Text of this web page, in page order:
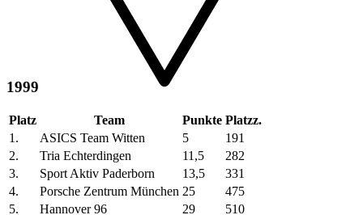
1999
Platz Team Punkte Platzz.
1.
ASICS Team Witten 5
191
2.
Tria Echterdingen 11,5
282
3.
Sport Aktiv Paderborn 13,5
331
4.
Porsche Zentrum München 25
475
5.
Hannover 96 29
510